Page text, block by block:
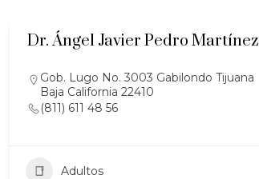
Dr. Ángel Javier Pedro Martínez
Gob. Lugo No. 3003 Gabilondo Tijuana
Baja California 22410
(811) 611 48 56
Adultos